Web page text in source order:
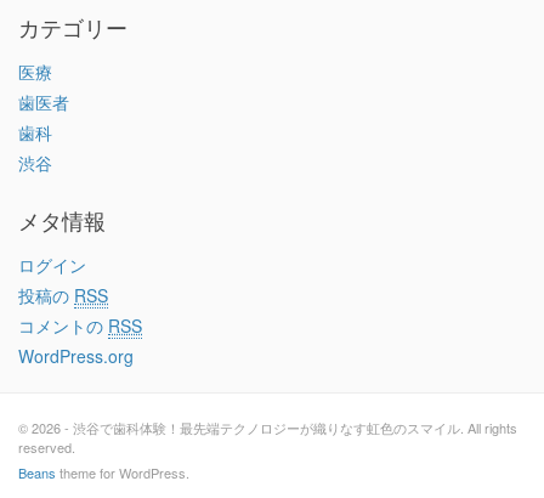
カテゴリー
医療
歯医者
歯科
渋谷
メタ情報
ログイン
投稿の RSS
コメントの RSS
WordPress.org
© 2026 - 渋谷で歯科体験！最先端テクノロジーが織りなす虹色のスマイル. All rights
reserved.
Beans theme for WordPress.